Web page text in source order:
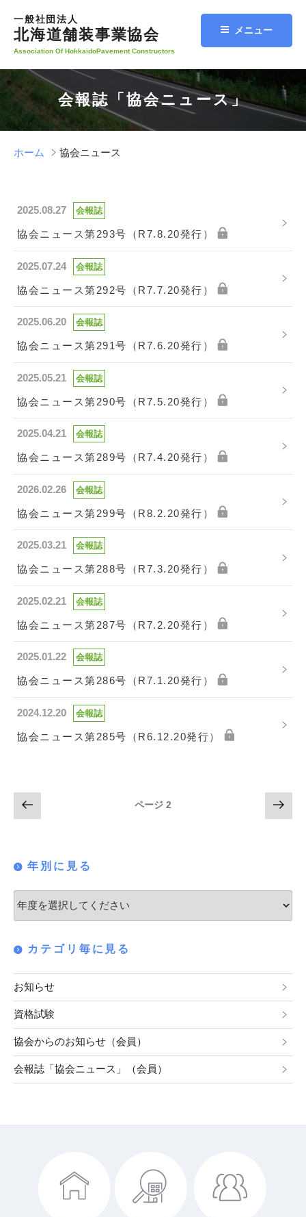
ツ
へ
ス
キ
一般社団法人
北海道舗装事業協会
Association Of HokkaidoPavement Constructors
メニュー
会報誌「協会ニュース」
ホーム 協会ニュース
2025.08.27 会報誌
協会ニュース第293号（R7.8.20発行）
2025.07.24 会報誌
協会ニュース第292号（R7.7.20発行）
2025.06.20 会報誌
協会ニュース第291号（R7.6.20発行）
2025.05.21 会報誌
協会ニュース第290号（R7.5.20発行）
2025.04.21 会報誌
協会ニュース第289号（R7.4.20発行）
2026.02.26 会報誌
協会ニュース第299号（R8.2.20発行）
2025.03.21 会報誌
協会ニュース第288号（R7.3.20発行）
2025.02.21 会報誌
協会ニュース第287号（R7.2.20発行）
2025.01.22 会報誌
協会ニュース第286号（R7.1.20発行）
2024.12.20 会報誌
協会ニュース第285号（R6.12.20発行）
投
ビ
ゲ
ー
ン
の
ジ
ページ 2
次
の
年別に見る
カテゴリ毎に見る
お知らせ
資格試験
協会からのお知らせ（会員）
会報誌「協会ニュース」（会員）